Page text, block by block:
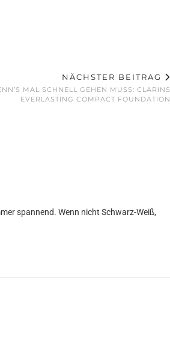
NÄCHSTER BEITRAG
MAL SCHNELL GEHEN MUSS: CLARINS
EVERLASTING COMPACT FOUNDATION
spannend. Wenn nicht Schwarz-Weiß,